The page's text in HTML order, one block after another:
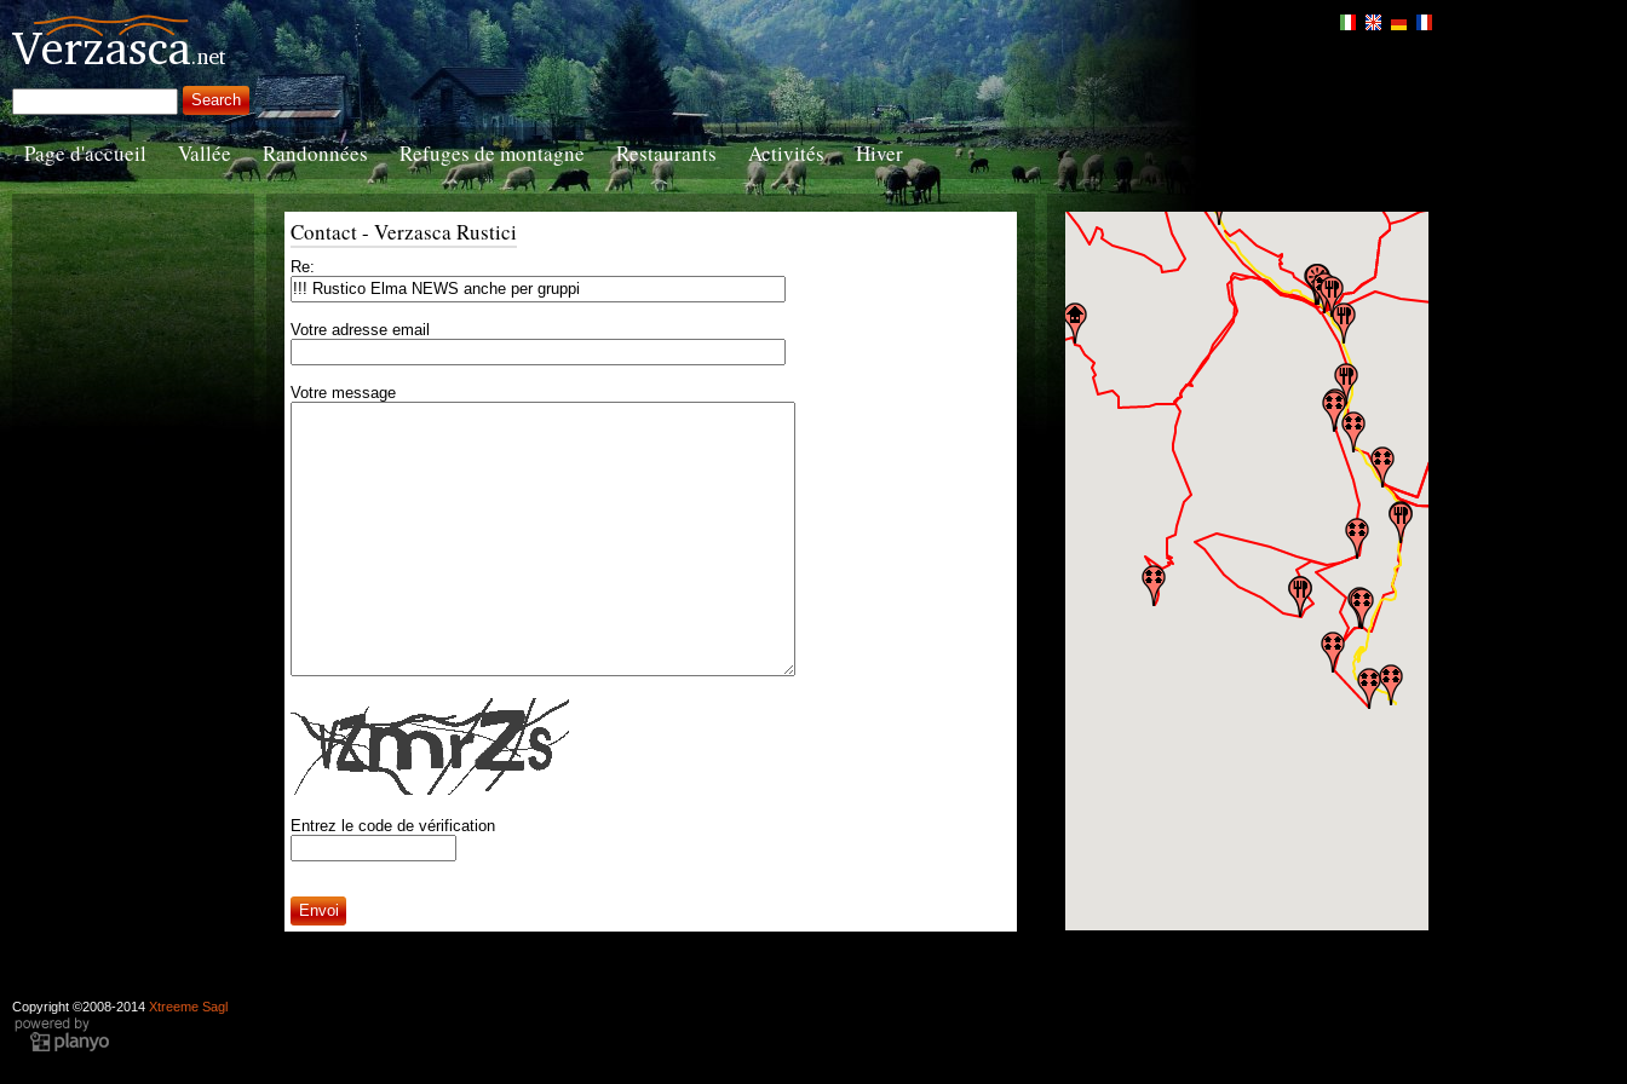
Page d'accueil Vallée Randonnées Refuges de montagne Restaurants Activités Hiver
Contact - Verzasca Rustici
Re:
Votre adresse email
Votre message
Entrez le code de vérification
Copyright ©2008-2014 Xtreeme Sagl